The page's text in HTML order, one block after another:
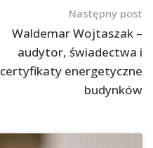
Następny post
Waldemar Wojtaszak –
audytor, świadectwa i
certyfikaty energetyczne
budynków